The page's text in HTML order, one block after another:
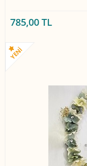
785,00 TL